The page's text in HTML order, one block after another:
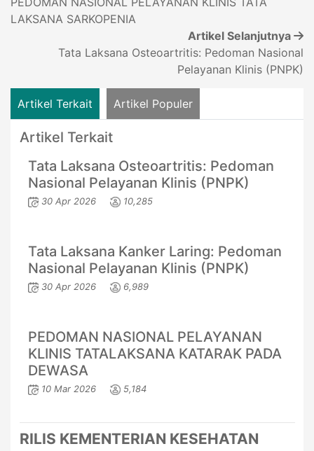
LAKSANA SARKOPENIA
Artikel Selanjutnya
Tata Laksana Osteoartritis: Pedoman Nasional
Pelayanan Klinis (PNPK)
Artikel Terkait Artikel Populer
Artikel Terkait
Tata Laksana Osteoartritis: Pedoman
Nasional Pelayanan Klinis (PNPK)
30 Apr 2026 10,285
Tata Laksana Kanker Laring: Pedoman
Nasional Pelayanan Klinis (PNPK)
30 Apr 2026 6,989
PEDOMAN NASIONAL PELAYANAN
KLINIS TATALAKSANA KATARAK PADA
DEWASA
10 Mar 2026 5,184
RILIS KEMENTERIAN KESEHATAN